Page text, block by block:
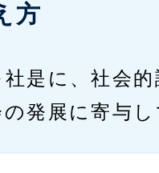
方
是に、社会
発展に寄与し